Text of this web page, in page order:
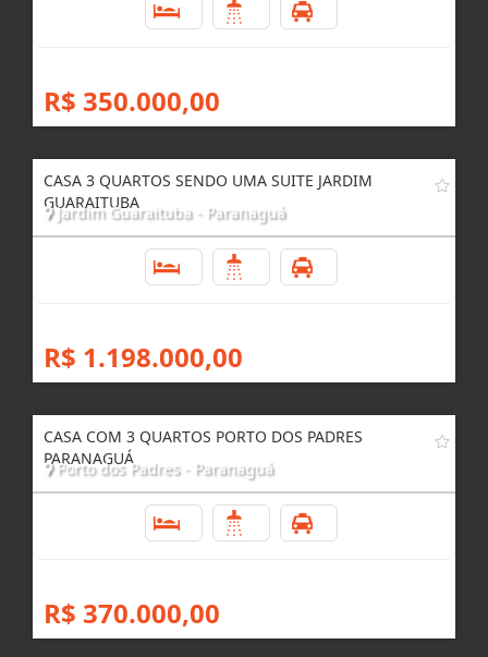
R$ 350.000,00
CASA 3 QUARTOS SENDO UMA SUITE JARDIM
GUARAITUBA
Jardim Guaraituba - Paranaguá
R$ 1.198.000,00
CASA COM 3 QUARTOS PORTO DOS PADRES
PARANAGUÁ
Porto dos Padres - Paranaguá
R$ 370.000,00